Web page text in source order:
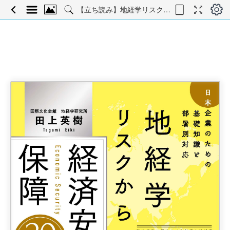
【立ち読み】地経学リスクからみた 経済安全保障20の新常識―日本企業のための基礎知識と部署別対応